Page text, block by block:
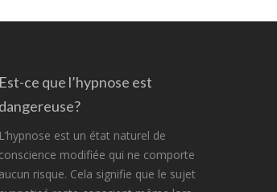
Est-ce que l’hypnose est
dangereuse?
L’hypnose est un état naturel de
conscience modifiée qui ne comporte
aucun risque. Cela signifie que le sujet